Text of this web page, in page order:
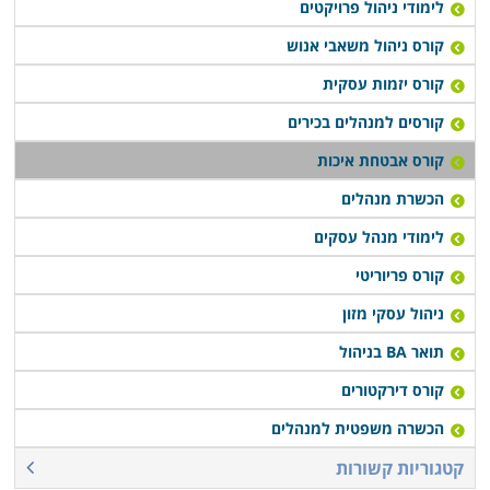
לימודי ניהול פרויקטים
קורס ניהול משאבי אנוש
קורס יזמות עסקית
קורסים למנהלים בכירים
קורס אבטחת איכות
הכשרת מנהלים
לימודי מנהל עסקים
קורס פריוריטי
ניהול עסקי מזון
תואר BA בניהול
קורס דירקטורים
הכשרה משפטית למנהלים
קטגוריות קשורות